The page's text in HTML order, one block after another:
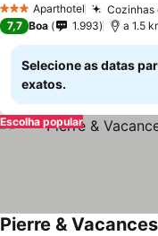
3 EstrelasAparthotel Cozinhas
Ver preços
7,7 Boa 1.993 a 1.5
Selecione as datas
exatos.
Escolha popular